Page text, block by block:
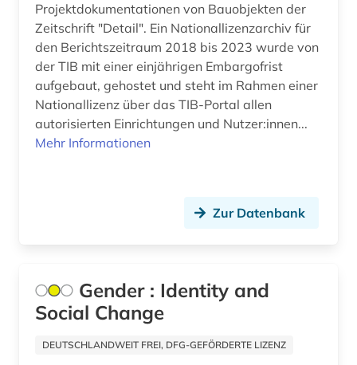
berlin (7)
berlin-kreuzberg (1)
berliner mauer (1)
bern (1)
bestandserhaltung (1)
bestandsverzeichnis (1)
bestattung (1)
bestimmung (1)
Projektdokumentationen von Bauobjekten der
Zeitschrift "Detail". Ein Nationallizenzarchiv für
den Berichtszeitraum 2018 bis 2023 wurde von
der TIB mit einer einjährigen Embargofrist
aufgebaut, gehostet und steht im Rahmen einer
Nationallizenz über das TIB-Portal allen
autorisierten Einrichtungen und Nutzer:innen...
Mehr Informationen
Zur Datenbank
Gender : Identity and
Social Change
DEUTSCHLANDWEIT FREI, DFG-GEFÖRDERTE LIZENZ